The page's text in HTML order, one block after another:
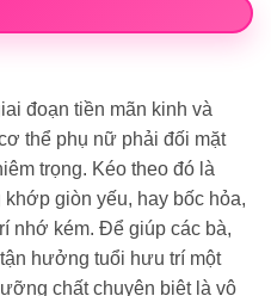
đoạn tiền mãn kinh và
thể phụ nữ phải đối mặt
trọng. Kéo theo đó là
giòn yếu, hay bốc hỏa,
nhớ kém. Để giúp các bà,
hưởng tuổi hưu trí một
chất chuyên biệt là vô